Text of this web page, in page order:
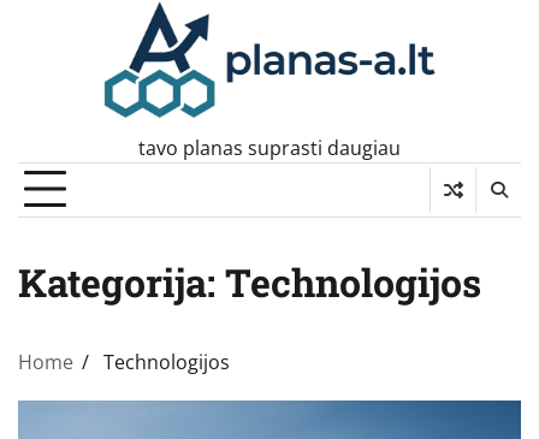
tavo planas suprasti daugiau
Kategorija: Technologijos
Home Technologijos